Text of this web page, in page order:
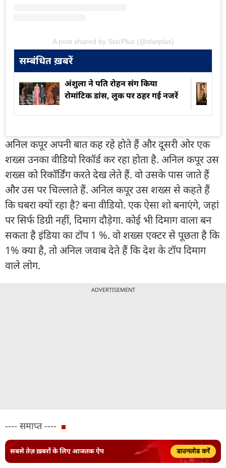
A post shared by StarPlus (@starplus)
सम्बंधित ख़बरें
अंशुला ने पति रोहन संग किया
रोमांटिक डांस, लुक पर ठहर गई नजरें
अनिल कपूर अपनी बात कह रहे होते हैं और दूसरी ओर एक
शख्स उनका वीडियो रिकॉर्ड कर रहा होता है. अनिल कपूर उस
शख्स को रिकॉर्डिंग करते देख लेते हैं. वो उसके पास जाते हैं
और उस पर चिल्लाते हैं. अनिल कपूर उस शख्स से कहते हैं
कि घबरा क्यों रहा है? बना वीडियो. एक ऐसा शो बनाएंगे, जहां
पर सिर्फ डिग्री नहीं, दिमाग दौड़ेगा. कोई भी दिमाग वाला बन
सकता है इंडिया का टॉप 1 %. वो शख्स एक्टर से पूछता है कि
1% क्या है, तो अनिल जवाब देते हैं कि देश के टॉप दिमाग
वाले लोग.
ADVERTISEMENT
---- समाप्त ----
सबसे तेज़ ख़बरों के लिए आजतक ऐप डाउनलोड करें